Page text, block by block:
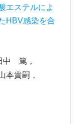
エステルによ
HBV感染を合
中 篤，
貴嗣，